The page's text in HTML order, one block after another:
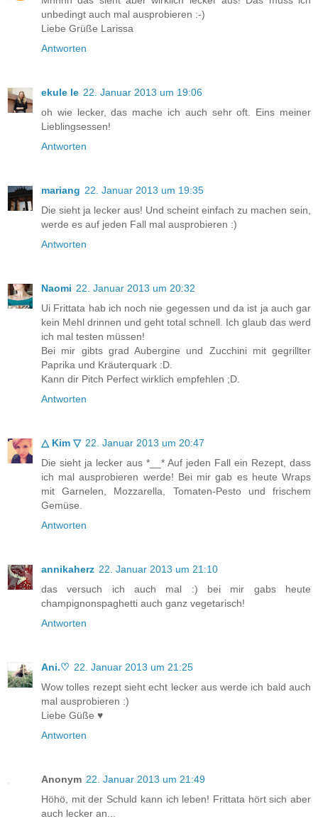
unbedingt auch mal ausprobieren :-)
Liebe Grüße Larissa
Antworten
ekule le 22. Januar 2013 um 19:06
oh wie lecker, das mache ich auch sehr oft. Eins meiner
Lieblingsessen!
Antworten
mariang 22. Januar 2013 um 19:35
Die sieht ja lecker aus! Und scheint einfach zu machen sein,
werde es auf jeden Fall mal ausprobieren :)
Antworten
Naomi 22. Januar 2013 um 20:32
Ui Frittata hab ich noch nie gegessen und da ist ja auch gar
kein Mehl drinnen und geht total schnell. Ich glaub das werd
ich mal testen müssen!
Bei mir gibts grad Aubergine und Zucchini mit gegrillter
Paprika und Kräuterquark :D.
Kann dir Pitch Perfect wirklich empfehlen ;D.
Antworten
△ Kim ▽ 22. Januar 2013 um 20:47
Die sieht ja lecker aus *__* Auf jeden Fall ein Rezept, dass
ich mal ausprobieren werde! Bei mir gab es heute Wraps
mit Garnelen, Mozzarella, Tomaten-Pesto und frischem
Gemüse.
Antworten
annikaherz 22. Januar 2013 um 21:10
das versuch ich auch mal :) bei mir gabs heute
champignonspaghetti auch ganz vegetarisch!
Antworten
Ani.♡ 22. Januar 2013 um 21:25
Wow tolles rezept sieht echt lecker aus werde ich bald auch
mal ausprobieren :)
Liebe Güße ♥
Antworten
Anonym 22. Januar 2013 um 21:49
Höhö, mit der Schuld kann ich leben! Frittata hört sich aber
auch lecker an...